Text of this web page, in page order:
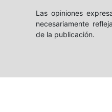
Las opiniones
necesariamente
de la publicación.